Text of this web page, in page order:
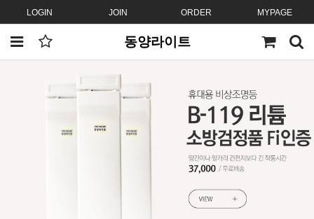
LOGIN JOIN ORDER MYPAGE
동양라이트